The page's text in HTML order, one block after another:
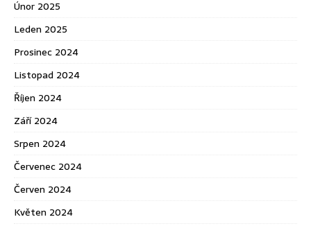
Únor 2025
Leden 2025
Prosinec 2024
Listopad 2024
Říjen 2024
Září 2024
Srpen 2024
Červenec 2024
Červen 2024
Květen 2024